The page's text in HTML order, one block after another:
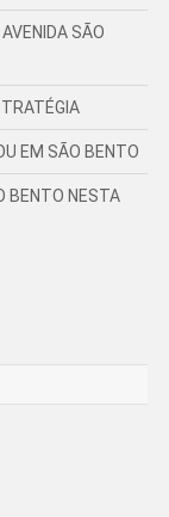
SÃO
EM SÃO BENTO
BENTO NESTA